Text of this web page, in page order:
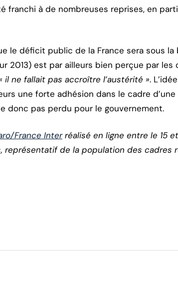
franchi à de nombreuses reprises, en
le déficit public de la France sera sous la
est par ailleurs bien perçue par les
il ne fallait pas accroître l’austérité ».
une forte adhésion dans le cadre
donc pas perdu pour le gouvernement.
France Interréalisé en ligne entre le 15
représentatif de la population des cadres